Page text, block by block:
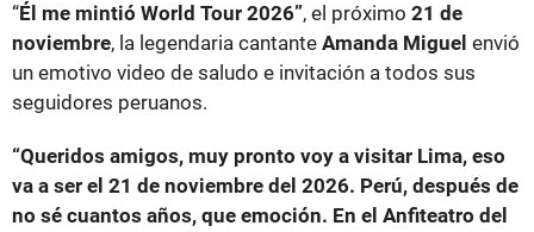
“Él me mintió World Tour 2026”, el próximo 21 de
noviembre, la legendaria cantante Amanda Miguel envió
un emotivo video de saludo e invitación a todos sus
seguidores peruanos.
“Queridos amigos, muy pronto voy a visitar Lima, eso
va a ser el 21 de noviembre del 2026. Perú, después de
no sé cuantos años, que emoción. En el Anfiteatro del